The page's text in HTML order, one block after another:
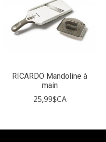
RICARDO Mandoline à
main
25,99$CA